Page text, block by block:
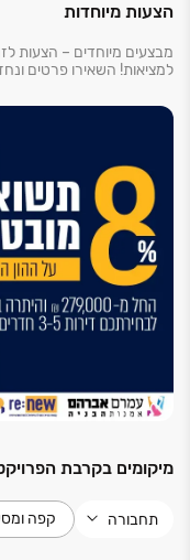
הצעות מיוחדות
מבצעים מיוחדים – הצעות
למציאות! השאירו פרטים
מיקומים בקרבת
תחבורה קפה